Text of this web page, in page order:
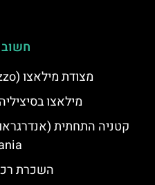
מצודת מילאצו (Castello di Milazzo)
מילאצו
השכרת